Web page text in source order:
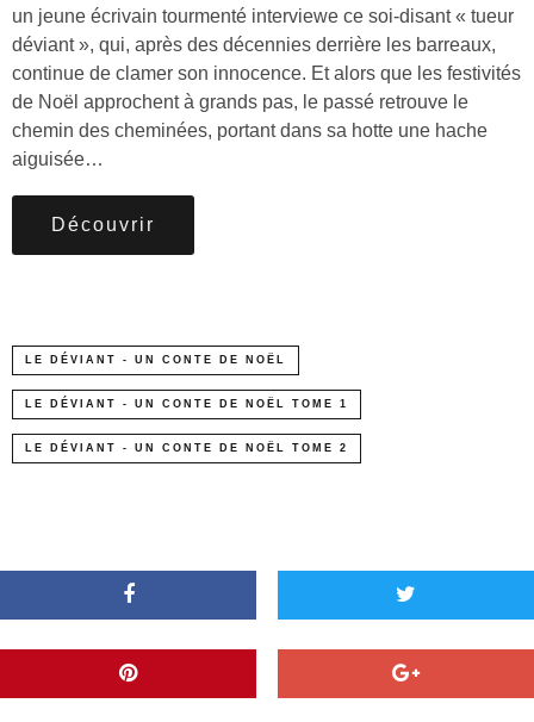
un jeune écrivain tourmenté interviewe ce soi-disant « tueur
déviant », qui, après des décennies derrière les barreaux,
continue de clamer son innocence. Et alors que les festivités
de Noël approchent à grands pas, le passé retrouve le
chemin des cheminées, portant dans sa hotte une hache
aiguisée…
Découvrir
LE DÉVIANT - UN CONTE DE NOËL
LE DÉVIANT - UN CONTE DE NOËL TOME 1
LE DÉVIANT - UN CONTE DE NOËL TOME 2